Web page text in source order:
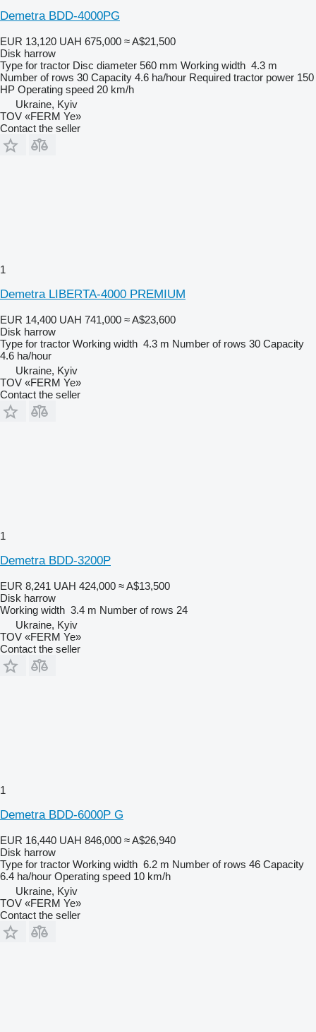
Demetra BDD-4000PG
EUR 13,120 UAH 675,000 ≈ A$21,500
Disk harrow
Type for tractor Disc diameter 560 mm Working width 4.3 m
Number of rows 30 Capacity 4.6 ha/hour Required tractor power 150
HP Operating speed 20 km/h
Ukraine, Kyiv
TOV «FERM Ye»
Contact the seller
1
Demetra LIBERTA-4000 PREMIUM
EUR 14,400 UAH 741,000 ≈ A$23,600
Disk harrow
Type for tractor Working width 4.3 m Number of rows 30 Capacity
4.6 ha/hour
Ukraine, Kyiv
TOV «FERM Ye»
Contact the seller
1
Demetra BDD-3200P
EUR 8,241 UAH 424,000 ≈ A$13,500
Disk harrow
Working width 3.4 m Number of rows 24
Ukraine, Kyiv
TOV «FERM Ye»
Contact the seller
1
Demetra BDD-6000P G
EUR 16,440 UAH 846,000 ≈ A$26,940
Disk harrow
Type for tractor Working width 6.2 m Number of rows 46 Capacity
6.4 ha/hour Operating speed 10 km/h
Ukraine, Kyiv
TOV «FERM Ye»
Contact the seller